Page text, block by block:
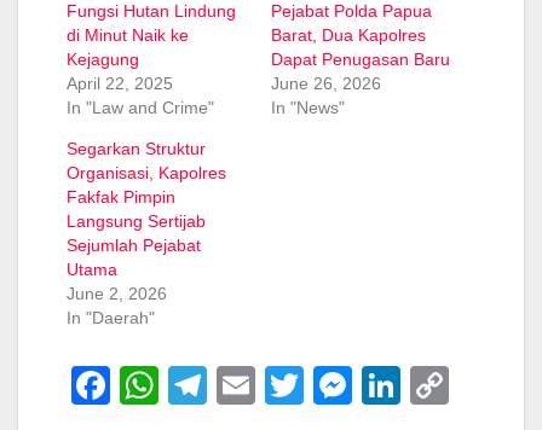
Fungsi Hutan Lindung
di Minut Naik ke
Kejagung
April 22, 2025
In "Law and Crime"
Pejabat Polda Papua
Barat, Dua Kapolres
Dapat Penugasan Baru
June 26, 2026
In "News"
Segarkan Struktur
Organisasi, Kapolres
Fakfak Pimpin
Langsung Sertijab
Sejumlah Pejabat
Utama
June 2, 2026
In "Daerah"
F
W
T
E
T
M
Li